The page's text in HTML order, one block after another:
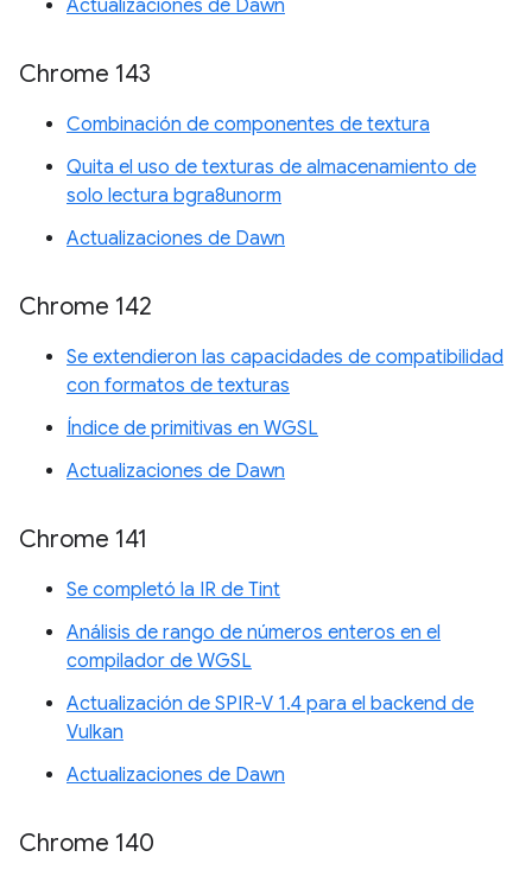
Actualizaciones de Dawn
Chrome 143
Combinación de componentes de textura
Quita el uso de texturas de almacenamiento de
solo lectura bgra8unorm
Actualizaciones de Dawn
Chrome 142
Se extendieron las capacidades de compatibilidad
con formatos de texturas
Índice de primitivas en WGSL
Actualizaciones de Dawn
Chrome 141
Se completó la IR de Tint
Análisis de rango de números enteros en el
compilador de WGSL
Actualización de SPIR-V 1.4 para el backend de
Vulkan
Actualizaciones de Dawn
Chrome 140